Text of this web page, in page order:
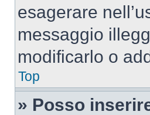
esagerare
messaggio
modificarlo o
Top
» Posso